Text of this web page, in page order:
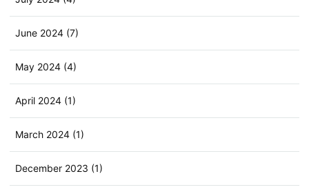
June 2024 (7)
May 2024 (4)
April 2024 (1)
March 2024 (1)
December 2023 (1)